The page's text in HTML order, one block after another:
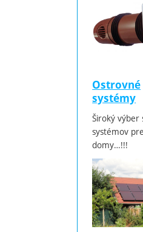
Ostrovné
systémy
Široký výber
systémov
domy…!!!